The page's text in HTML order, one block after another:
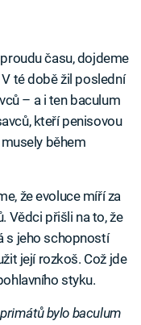
času, dojdeme
té době žil poslední
– a i ten baculum
kteří penisovou
během
že evoluce míří za
Vědci přišli na to, že
s jeho schopností
její rozkoš. Což jde
styku.
bylo baculum